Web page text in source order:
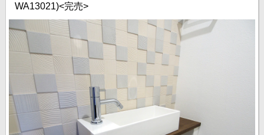
WA13021)<完売>